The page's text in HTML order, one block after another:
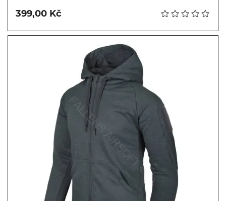
399,00 Kč